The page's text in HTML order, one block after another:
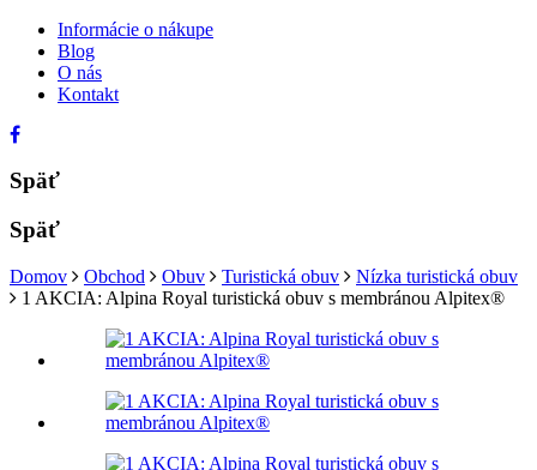
Informácie o nákupe
Blog
O nás
Kontakt
Späť
Späť
Domov Obchod Obuv Turistická obuv
Nízka turistická obuv
1 AKCIA: Alpina Royal turistická obuv s membránou Alpitex®